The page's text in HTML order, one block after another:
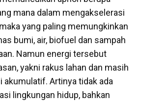
mana dalam mengakselerasi
yang paling memungkinkan
bumi, air, biofuel dan sampah
Namun energi tersebut
yakni rakus lahan dan masih
akumulatif. Artinya tidak ada
lingkungan hidup, bahkan